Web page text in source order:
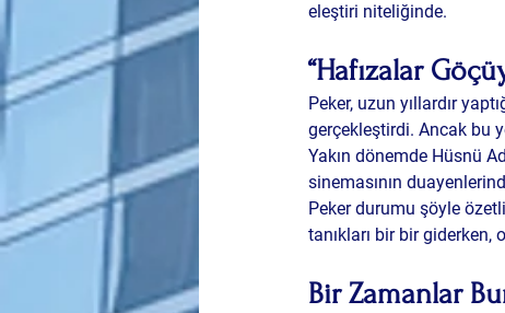
eleştiri niteliğinde.
“Hafızalar
Peker, uzun yıllardır
gerçekleştirdi. Ancak bu
Yakın dönemde Hüsnü
sinemasının
Peker durumu şöyle
tanıkları bir bir
Bir Zamanlar